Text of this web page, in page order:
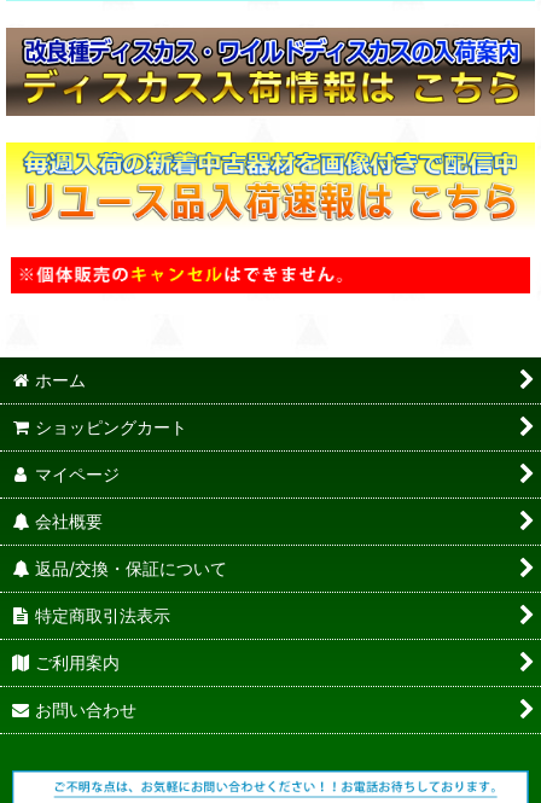
ホーム
ショッピングカート
マイページ
会社概要
返品/交換・保証について
特定商取引法表示
ご利用案内
お問い合わせ